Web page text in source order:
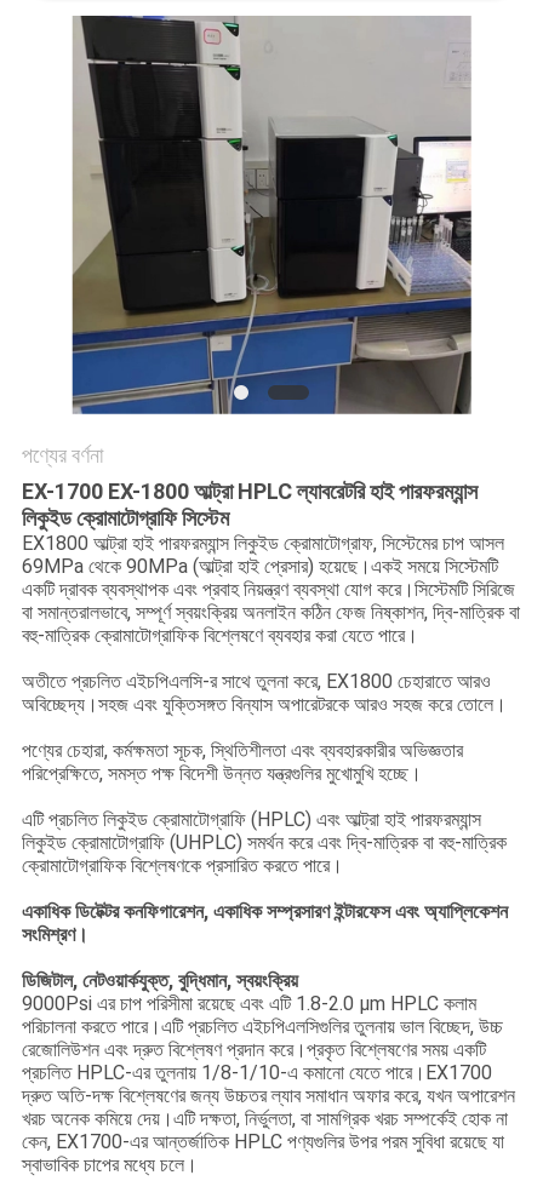
PRIVACY
POLICY
পণ্যের বর্ণনা
EX-1700 EX-1800 আল্ট্রা HPLC ল্যাবরেটরি হাই পারফরম্যান্স
লিকুইড ক্রোমাটোগ্রাফি সিস্টেম
EX1800 আল্ট্রা হাই পারফরম্যান্স লিকুইড ক্রোমাটোগ্রাফ, সিস্টেমের চাপ আসল
69MPa থেকে 90MPa (আল্ট্রা হাই প্রেসার) হয়েছে।একই সময়ে সিস্টেমটি
একটি দ্রাবক ব্যবস্থাপক এবং প্রবাহ নিয়ন্ত্রণ ব্যবস্থা যোগ করে।সিস্টেমটি সিরিজে
বা সমান্তরালভাবে, সম্পূর্ণ স্বয়ংক্রিয় অনলাইন কঠিন ফেজ নিষ্কাশন, দ্বি-মাত্রিক বা
বহু-মাত্রিক ক্রোমাটোগ্রাফিক বিশ্লেষণে ব্যবহার করা যেতে পারে।
অতীতে প্রচলিত এইচপিএলসি-র সাথে তুলনা করে, EX1800 চেহারাতে আরও
অবিচ্ছেদ্য।সহজ এবং যুক্তিসঙ্গত বিন্যাস অপারেটরকে আরও সহজ করে তোলে।
পণ্যের চেহারা, কর্মক্ষমতা সূচক, স্থিতিশীলতা এবং ব্যবহারকারীর অভিজ্ঞতার
পরিপ্রেক্ষিতে, সমস্ত পক্ষ বিদেশী উন্নত যন্ত্রগুলির মুখোমুখি হচ্ছে।
এটি প্রচলিত লিকুইড ক্রোমাটোগ্রাফি (HPLC) এবং আল্ট্রা হাই পারফরম্যান্স
লিকুইড ক্রোমাটোগ্রাফি (UHPLC) সমর্থন করে এবং দ্বি-মাত্রিক বা বহু-মাত্রিক
ক্রোমাটোগ্রাফিক বিশ্লেষণকে প্রসারিত করতে পারে।
একাধিক ডিটেক্টর কনফিগারেশন, একাধিক সম্প্রসারণ ইন্টারফেস এবং অ্যাপ্লিকেশন
সংমিশ্রণ।
ডিজিটাল, নেটওয়ার্কযুক্ত, বুদ্ধিমান, স্বয়ংক্রিয়
9000Psi এর চাপ পরিসীমা রয়েছে এবং এটি 1.8-2.0 μm HPLC কলাম
পরিচালনা করতে পারে।এটি প্রচলিত এইচপিএলসিগুলির তুলনায় ভাল বিচ্ছেদ, উচ্চ
রেজোলিউশন এবং দ্রুত বিশ্লেষণ প্রদান করে।প্রকৃত বিশ্লেষণের সময় একটি
প্রচলিত HPLC-এর তুলনায় 1/8-1/10-এ কমানো যেতে পারে।EX1700
দ্রুত অতি-দক্ষ বিশ্লেষণের জন্য উচ্চতর ল্যাব সমাধান অফার করে, যখন অপারেশন
খরচ অনেক কমিয়ে দেয়।এটি দক্ষতা, নির্ভুলতা, বা সামগ্রিক খরচ সম্পর্কেই হোক না
কেন, EX1700-এর আন্তর্জাতিক HPLC পণ্যগুলির উপর পরম সুবিধা রয়েছে যা
স্বাভাবিক চাপের মধ্যে চলে।